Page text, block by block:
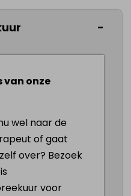
om hiernaar te
of
verzwikking
of sporten
dit type
situatie, dan helpt
onze
wel naar de
of gaat
over? Bezoek
voor